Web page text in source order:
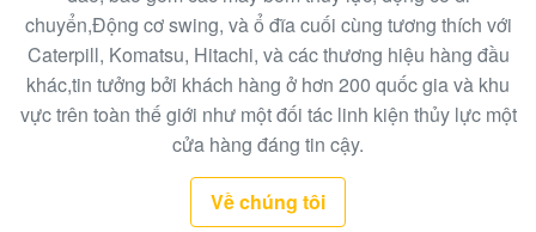
thủy lực máy xúc E312 SA8230-09140
Máy xúc R360 K3V180DT Bộ phận bơm thủy lực
XJBN-00590 Bộ điều chỉnh bơm
Thử nghiệm máy bơm thủy lực SBS120 1262016 cho
chuyển,Động cơ swing, và ổ đĩa cuối cùng tương thích với
Caterpill, Komatsu, Hitachi, và các thương hiệu hàng đầu
khác,tin tưởng bởi khách hàng ở hơn 200 quốc gia và khu
vực trên toàn thế giới như một đối tác linh kiện thủy lực một
cửa hàng đáng tin cậy.
Về chúng tôi